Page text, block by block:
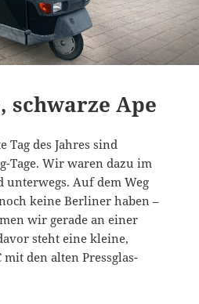
schwarze Ape
Tag des Jahres sind
Tage. Wir waren dazu im
Auf dem Weg
keine Berliner haben –
wir gerade an einer
steht eine kleine,
mit den alten Pressglas-